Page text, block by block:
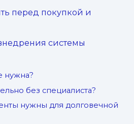
перед покупкой и
системы
нужна?
без специалиста?
нужны для долговечной